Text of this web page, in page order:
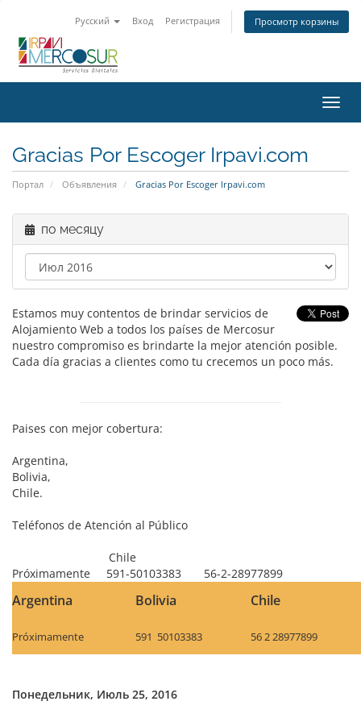
Русский Вход Регистрация Просмотр корзины
Gracias Por Escoger Irpavi.com
Портал Объявления Gracias Por Escoger Irpavi.com
по месяцу
Estamos muy contentos de brindar servicios de
Alojamiento Web a todos los países de Mercosur
nuestro compromiso es brindarte la mejor atención posible.
Cada día gracias a clientes como tu crecemos un poco más.
Paises con mejor cobertura:
Argentina,
Bolivia,
Chile.
Teléfonos de Atención al Público
Chile
Próximamente 591-50103383 56-2-28977899
Argentina Bolivia Chile
Próximamente 591 50103383 56 2 28977899
Понедельник, Июль 25, 2016